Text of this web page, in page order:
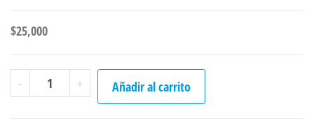
$25,000
-
Cuello
"Cat
+ Añadir al carrito